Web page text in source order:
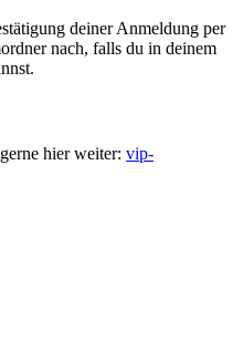
deiner Anmeldung per
nach, falls du in deinem
hier weiter: vip-